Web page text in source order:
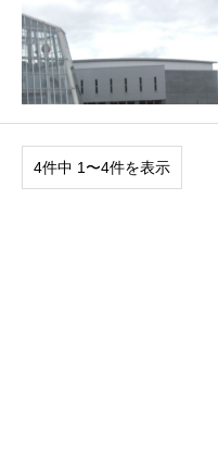
4件中 1〜4件を表示